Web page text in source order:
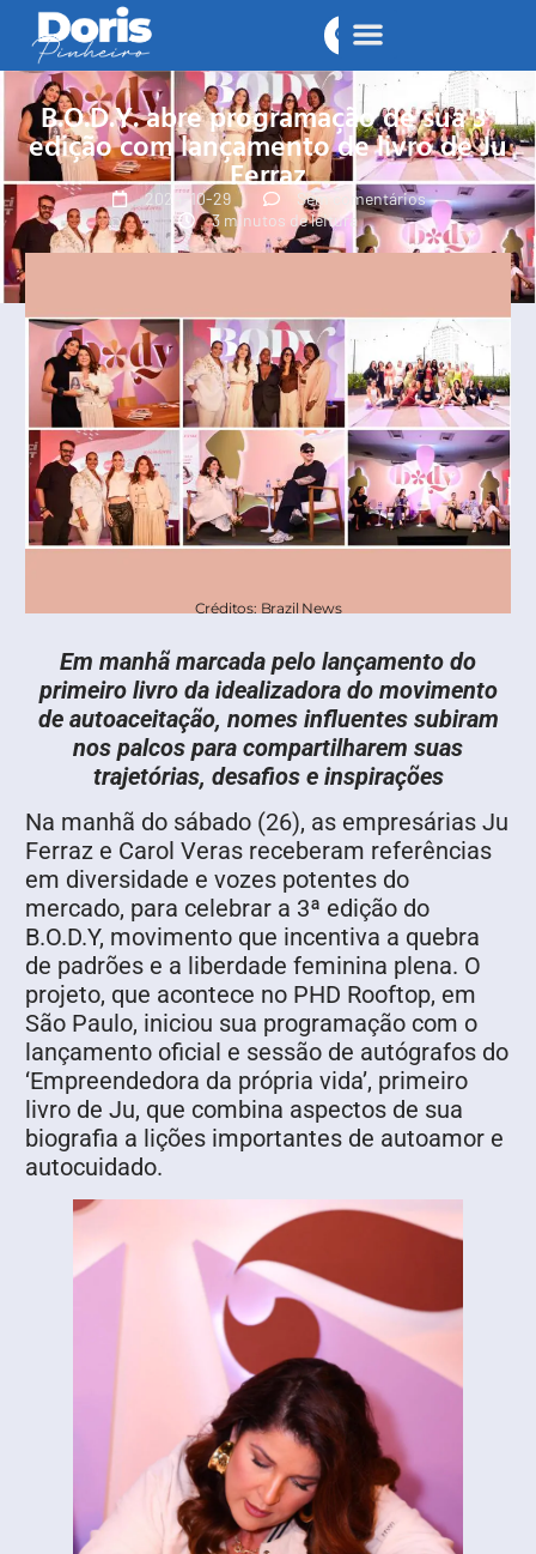
B.O.D.Y. abre programação de sua 3ª
edição com lançamento de livro de Ju
Ferraz
2024-10-29
Sem comentários
3 minutos de leitura
Créditos: Brazil News
Em manhã marcada pelo lançamento do
primeiro livro da idealizadora do movimento
de autoaceitação, nomes influentes subiram
nos palcos para compartilharem suas
trajetórias, desafios e inspirações
Na manhã do sábado (26), as empresárias Ju
Ferraz e Carol Veras receberam referências
em diversidade e vozes potentes do
mercado, para celebrar a 3ª edição do
B.O.D.Y, movimento que incentiva a quebra
de padrões e a liberdade feminina plena. O
projeto, que acontece no PHD Rooftop, em
São Paulo, iniciou sua programação com o
lançamento oficial e sessão de autógrafos do
‘Empreendedora da própria vida’, primeiro
livro de Ju, que combina aspectos de sua
biografia a lições importantes de autoamor e
autocuidado.